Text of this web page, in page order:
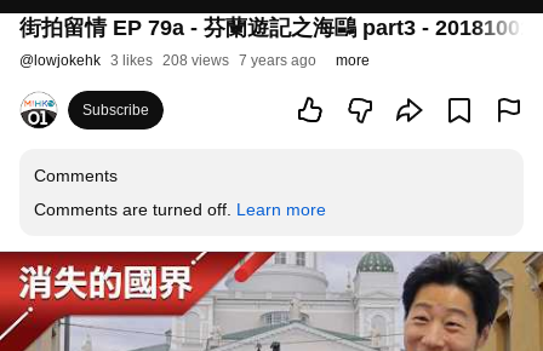
街拍留情 EP 79a - 芬蘭遊記之海鷗 part3 - 20181001a
@ lowjokehk 3 likes 208 views 7 years ago more
Subscribe
Comments
Comments are turned off. Learn more